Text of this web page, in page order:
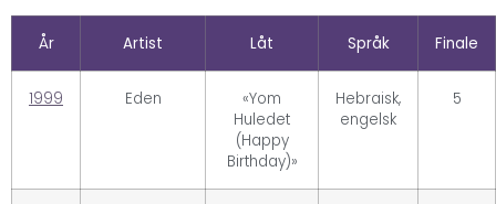
År Artist Låt Språk Finale
1999 Eden
«Yom
Huledet
(Happy
Birthday)»
Hebraisk,
engelsk
5